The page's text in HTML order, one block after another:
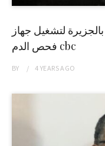
بالجزيرة لتشغيل جهاز
فحص الدم cbc
BY 4 YEARSAGO